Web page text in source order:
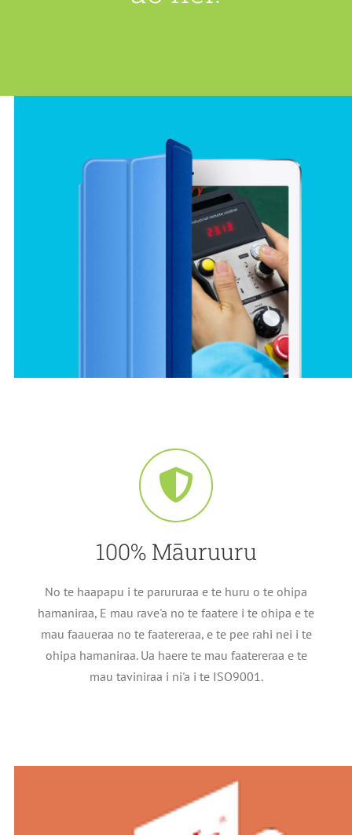
100% Māuruuru
No te haapapu i te parururaa e te huru o te ohipa
hamaniraa, E mau rave'a no te faatere i te ohipa e te
mau faaueraa no te faatereraa, e te pee rahi nei i te
ohipa hamaniraa. Ua haere te mau faatereraa e te
mau taviniraa i ni'a i te ISO9001.